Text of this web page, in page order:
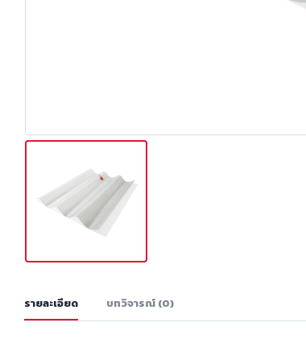
รายละเอียด บทวิจารณ์ (0)